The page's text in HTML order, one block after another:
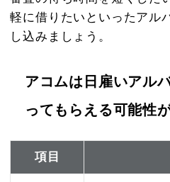
軽に借りたいといったアル
し込みましょう。
アコムは日雇いアル
ってもらえる可能性
項目